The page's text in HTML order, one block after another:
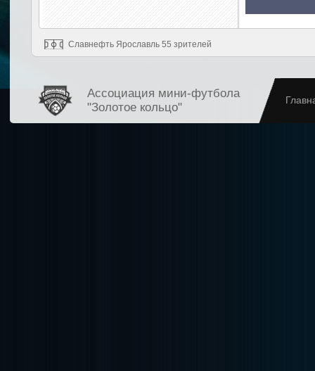
Славнефть Ярославль 55 зрителей
Ассоциация мини-футбола
"Золотое кольцо"